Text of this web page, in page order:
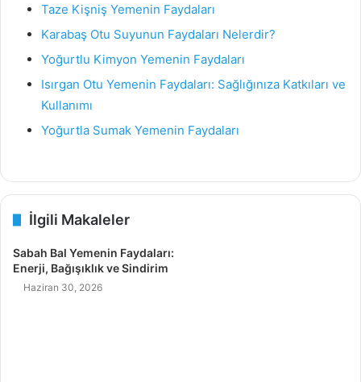
Taze Kişniş Yemenin Faydaları
Karabaş Otu Suyunun Faydaları Nelerdir?
Yoğurtlu Kimyon Yemenin Faydaları
Isırgan Otu Yemenin Faydaları: Sağlığınıza Katkıları ve
Kullanımı
Yoğurtla Sumak Yemenin Faydaları
İlgili Makaleler
Sabah Bal Yemenin Faydaları:
Enerji, Bağışıklık ve Sindirim
Haziran 30, 2026